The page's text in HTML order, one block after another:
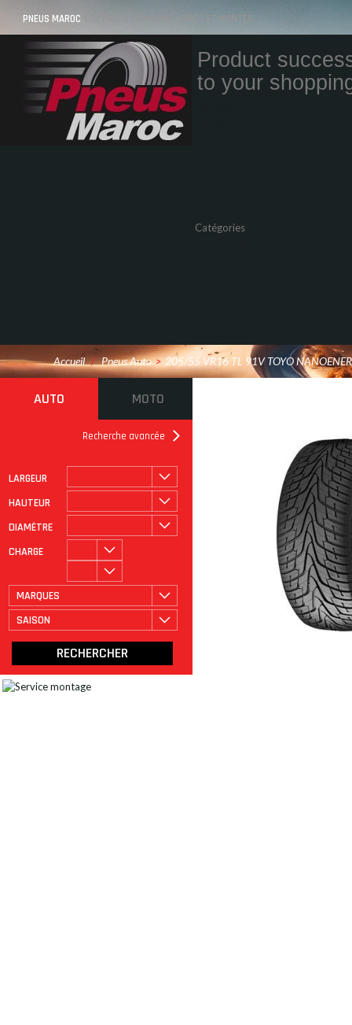
PNEUS MAROC VOS PNEUS AU MAROC LIVRÉS ET MONTÉS
Product
to your
Catégories
Accueil / Pneus Auto > 205/55 VR16 TL 91V TOYO
AUTO MOTO
Recherche avancée
LARGEUR
HAUTEUR
DIAMÈTRE
CHARGE
MARQUES
SAISON
ROULAGE À PLAT